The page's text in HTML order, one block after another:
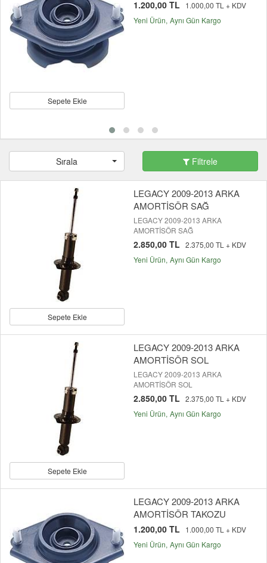
Sepete Ekle
1.200,00 TL
1.000,00 TL + KDV
Yeni Ürün Aynı Gün Kargo
Sırala Filtrele
Sepete Ekle
LEGACY 2009-2013 ARKA
AMORTİSÖR SAĞ
LEGACY 2009-2013 ARKA
AMORTİSÖR SAĞ
2.850,00 TL 2.375,00 TL + KDV
Yeni Ürün Aynı Gün Kargo
Sepete Ekle
LEGACY 2009-2013 ARKA
AMORTİSÖR SOL
LEGACY 2009-2013 ARKA
AMORTİSÖR SOL
2.850,00 TL 2.375,00 TL + KDV
Yeni Ürün Aynı Gün Kargo
LEGACY 2009-2013 ARKA
AMORTİSÖR TAKOZU
1.200,00 TL
1.000,00 TL + KDV
Yeni Ürün Aynı Gün Kargo